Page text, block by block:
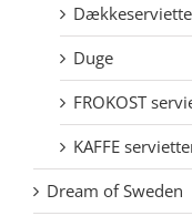
Duge
FROKOST
KAFFE
Dream of Sweden